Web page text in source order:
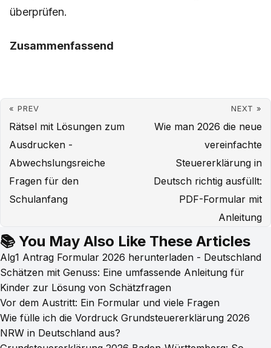
überprüfen.
Zusammenfassend
« PREV
Rätsel mit Lösungen zum
Ausdrucken -
Abwechslungsreiche
Fragen für den
Schulanfang
NEXT »
Wie man 2026 die neue
vereinfachte
Steuererklärung in
Deutsch richtig ausfüllt:
PDF-Formular mit
Anleitung
📚 You May Also Like These Articles
Alg1 Antrag Formular 2026 herunterladen - Deutschland
Schätzen mit Genuss: Eine umfassende Anleitung für
Kinder zur Lösung von Schätzfragen
Vor dem Austritt: Ein Formular und viele Fragen
Wie fülle ich die Vordruck Grundsteuererklärung 2026
NRW in Deutschland aus?